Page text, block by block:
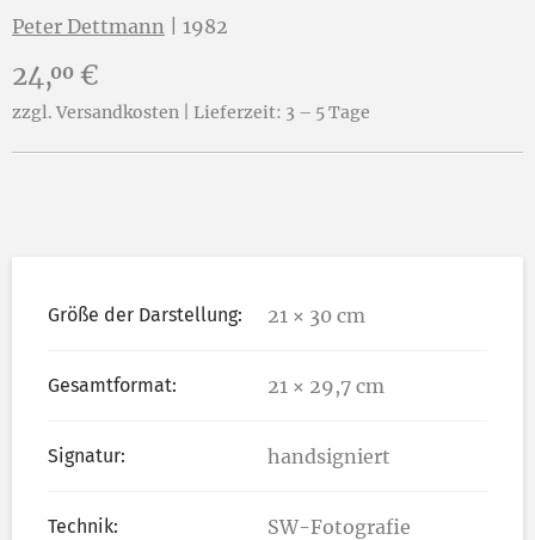
Peter Dettmann 1982
Preis:
24,00 €
zzgl. Versandkosten | Lieferzeit: 3 – 5 Tage
Größe der Darstellung: 21 × 30 cm
Gesamtformat: 21 × 29,7 cm
Signatur: handsigniert
Technik: SW-Fotografie